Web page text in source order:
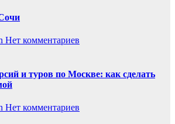
Нет комментариев
и туров по Москве: как сделать
Нет комментариев